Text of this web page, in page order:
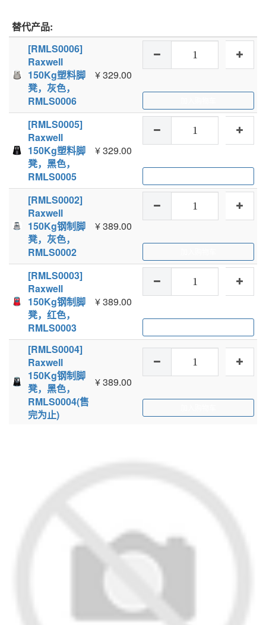
替代产品:
[RMLS0006]
Raxwell
150Kg塑料脚
凳，灰色，
RMLS0006
¥329.00
[RMLS0005]
Raxwell
150Kg塑料脚
凳，黑色，
RMLS0005
¥329.00
[RMLS0002]
Raxwell
150Kg钢制脚
凳，灰色，
RMLS0002
¥389.00
[RMLS0003]
Raxwell
150Kg钢制脚
凳，红色，
RMLS0003
¥389.00
[RMLS0004]
Raxwell
150Kg钢制脚
凳，黑色，
RMLS0004(售
完为止)
¥389.00